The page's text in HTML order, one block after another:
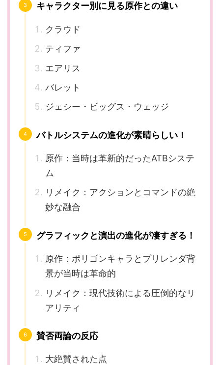
キャラクター別に見る原作との違い
クラウド
ティファ
エアリス
バレット
ジェシー・ビッグス・ウェッジ
バトルシステムの進化が素晴らしい！
原作：当時は革新的だったATBシステ
ム
リメイク：アクションとコマンドの絶
妙な融合
グラフィックと演出の進化が凄すぎる！
原作：ポリゴンキャラとプリレンダ背
景が当時は革命的
リメイク：現代技術による圧倒的なリ
アリティ
賛否両論の反応
大絶賛された点